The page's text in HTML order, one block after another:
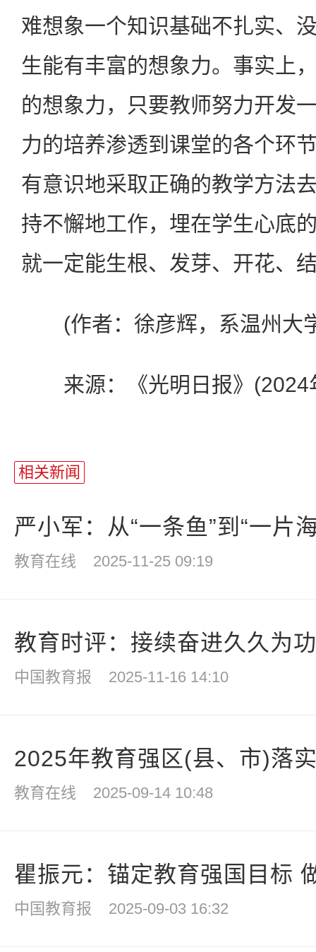
难想象一个知识基础不扎实、
生能有丰富的想象力。事实上
的想象力，只要教师努力开发
力的培养渗透到课堂的各个环
有意识地采取正确的教学方法
持不懈地工作，埋在学生心底
就一定能生根、发芽、开花、
(作者：徐彦辉，系温州大
来源：《光明日报》(2024
相关新闻
严小军：从“一条鱼”到“一片
教育在线 2025-11-25 09:19
教育时评：接续奋进久久为
中国教育报 2025-11-16 14:10
2025年教育强区(县、市)落
教育在线 2025-09-14 10:48
瞿振元：锚定教育强国目标
中国教育报 2025-09-03 16:32